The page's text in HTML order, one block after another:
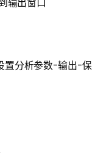
置分析参数-输出-保